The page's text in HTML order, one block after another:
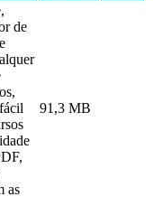
de
as
91,3 MB